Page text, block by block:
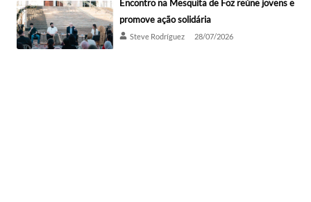
Encontro na Mesquita de Foz reúne jovens e
promove ação solidária
Steve Rodríguez 28/07/2026